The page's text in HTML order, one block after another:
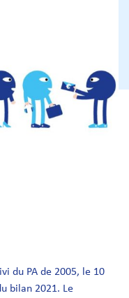
du PA de 2005, le 10
bilan 2021. Le